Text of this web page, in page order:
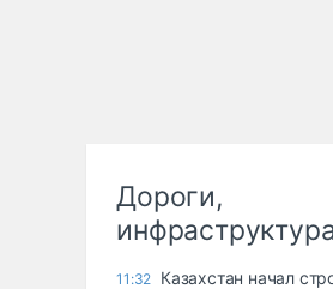
Дороги,
11:32 Казахстан начал